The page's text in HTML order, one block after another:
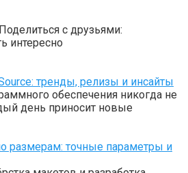
с друзьями:
интересно
тренды, релизы и инсайты
обеспечения никогда не
день приносит новые
размерам: точные параметры и